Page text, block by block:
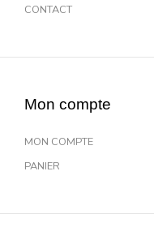
CONTACT
Mon compte
MON COMPTE
PANIER